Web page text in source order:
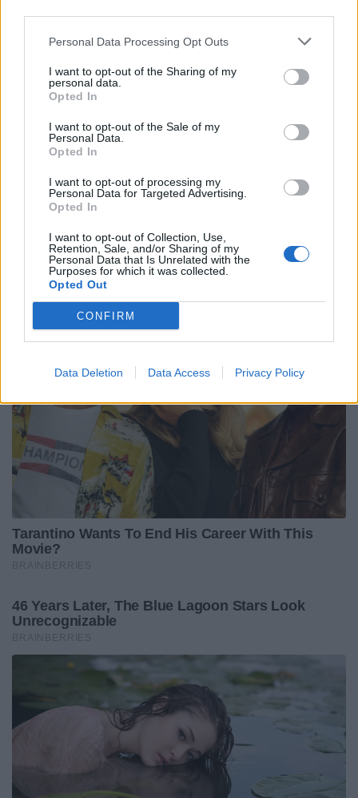
Personal Data Processing Opt Outs
I want to opt-out of the Sharing of my
personal data.
Opted In
I want to opt-out of the Sale of my
Personal Data.
Opted In
I want to opt-out of processing my
Personal Data for Targeted Advertising.
Opted In
I want to opt-out of Collection, Use,
Retention, Sale, and/or Sharing of my
Personal Data that Is Unrelated with the
Purposes for which it was collected.
Opted Out
CONFIRM
Data Deletion Data Access Privacy Policy
Questo il calendario delle partite dell’Italia
nel girone della RWC 2023:
09.09 Italia v Namibia 52-8, Saint-Etienne
20.09 Italia v Uruguay, Nizza ore 17.45
29.09 Nuova Zelanda v Italia, Lione ore 21
06.10 Francia v Italia, Lione ore 21
Rugby World Cup 2023: squadre, gironi,
orari e stadi del Mondiale di Rugby